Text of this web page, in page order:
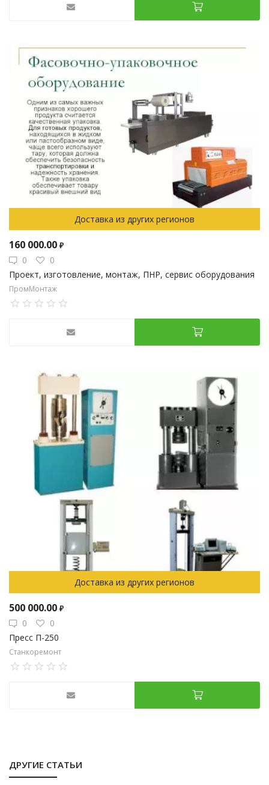
Доставка из других регионов
160 000.00 ₽
0
0
Проект, изготовление, монтаж, ПНР, сервис оборудования
ПромМонтаж
Доставка из других регионов
500 000.00 ₽
0
0
Пресс П-250
Станкоремонт
ДРУГИЕ СТАТЬИ